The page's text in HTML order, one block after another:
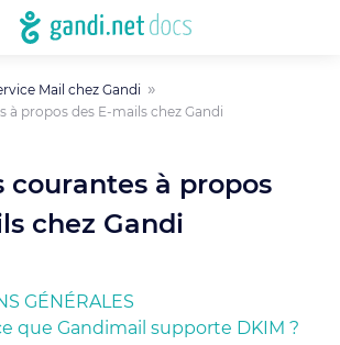
Mail chez Gandi
à propos des E-mails chez Gandi
courantes à propos
chez Gandi
GÉNÉRALES
que Gandimail supporte DKIM ?